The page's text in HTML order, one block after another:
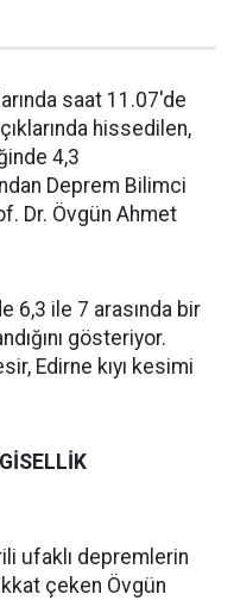
saat 11.07'de
hissedilen,
4,3
Deprem Bilimci
Dr. Övgün Ahmet
6,3 ile 7 arasında bir
gösteriyor.
Edirne kıyı kesimi
ufaklı depremlerin
çeken Övgün